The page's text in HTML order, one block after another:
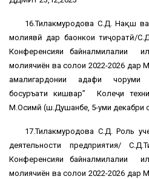
16.Тилакмуродова С.Д. Нақш ва
молиявӣ дар баонкҳои тиҷоратӣ/
Конференсияи байналмилалии
молиячиён ва солҳои 2022-2026
амалигардонии ҳадафи чоруми
босуръати кишвар” Колеҷи
М.Осимӣ (ш.Душанбе, 5-уми декабри
17.Тилакмуродова С.Д. Роль
деятельности предприятия/
Конференсияи байналмилалии
молиячиён ва солҳои 2022-2026